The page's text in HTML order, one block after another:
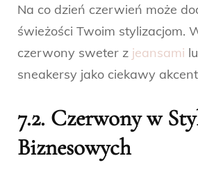
Na co dzień czerwień może
świeżości Twoim stylizacjom.
czerwony sweter z jeansami
sneakersy jako ciekawy
7.2. Czerwony w
Biznesowych